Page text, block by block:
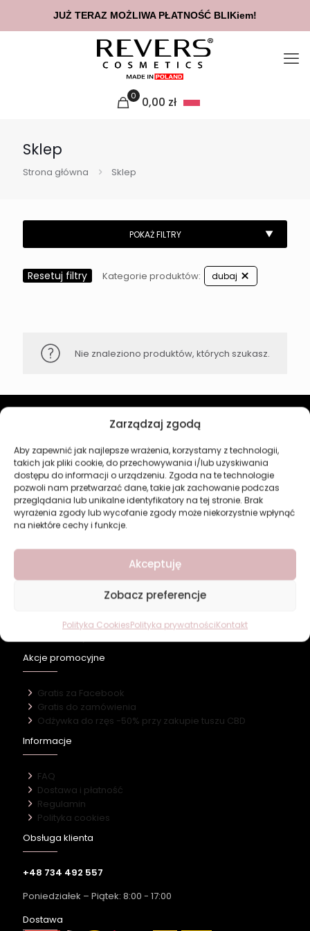
Zarządzaj zgodą
Aby zapewnić jak najlepsze wrażenia, korzystamy z technologii,
takich jak pliki cookie, do przechowywania i/lub uzyskiwania
dostępu do informacji o urządzeniu. Zgoda na te technologie
pozwoli nam przetwarzać dane, takie jak zachowanie podczas
przeglądania lub unikalne identyfikatory na tej stronie. Brak
wyrażenia zgody lub wycofanie zgody może niekorzystnie wpłynąć
na niektóre cechy i funkcje.
Akceptuję
Zobacz preferencje
Polityka CookiesPolityka prywatnościKontakt
0 0,00 zł
Sklep
Strona główna Sklep
Resetuj filtry Kategorie produktów: dubaj
Nie znaleziono produktów, których szukasz.
O firmie
Nasz marki
Kontakt
Kategorie
Perfumy
Manicure i Pedicure
Nowości
Akcje promocyjne
Gratis za Facebook
Gratis do zamówienia
Odżywka do rzęs -50% przy zakupie tuszu CBD
Informacje
FAQ
Dostawa i płatność
Regulamin
Polityka cookies
Obsługa klienta
+48 734 492 557
Poniedziałek – Piątek: 8:00 - 17:00
Dostawa
JUŻ TERAZ MOŻLIWA PŁATNOŚĆ BLIKiem!